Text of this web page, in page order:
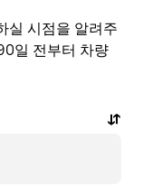
실 시점을 알려주
일 전부터 차량